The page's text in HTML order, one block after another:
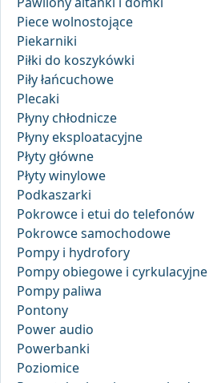
Piece wolnostojące
Piekarniki
Piłki do koszykówki
Piły łańcuchowe
Plecaki
Płyny chłodnicze
Płyny eksploatacyjne
Płyty główne
Płyty winylowe
Podkaszarki
Pokrowce i etui do telefonów
Pokrowce samochodowe
Pompy i hydrofory
Pompy obiegowe i cyrkulacyjne
Pompy paliwa
Pontony
Power audio
Powerbanki
Poziomice